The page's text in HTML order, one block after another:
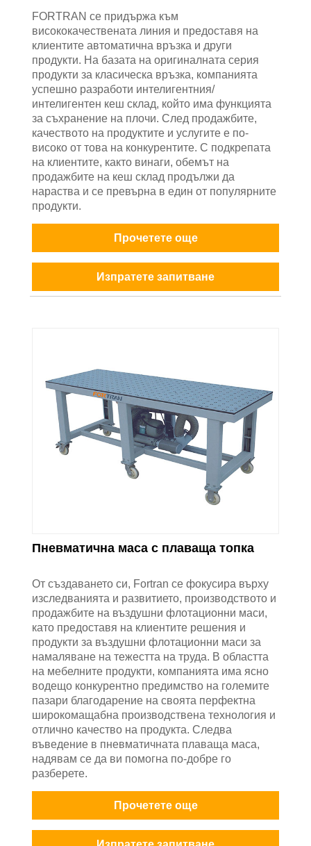
FORTRAN се придържа към
висококачествената линия и предоставя на
клиентите автоматична връзка и други
продукти. На базата на оригиналната серия
продукти за класическа връзка, компанията
успешно разработи интелигентния/
интелигентен кеш склад, който има функцията
за съхранение на плочи. След продажбите,
качеството на продуктите и услугите е по-
високо от това на конкурентите. С подкрепата
на клиентите, както винаги, обемът на
продажбите на кеш склад продължи да
нараства и се превърна в един от популярните
продукти.
Прочетете още
Изпратете запитване
Пневматична маса с плаваща топка
От създаването си, Fortran се фокусира върху
изследванията и развитието, производството и
продажбите на въздушни флотационни маси,
като предоставя на клиентите решения и
продукти за въздушни флотационни маси за
намаляване на тежестта на труда. В областта
на мебелните продукти, компанията има ясно
водещо конкурентно предимство на големите
пазари благодарение на своята перфектна
широкомащабна производствена технология и
отлично качество на продукта. Следва
въведение в пневматичната плаваща маса,
надявам се да ви помогна по-добре го
разберете.
Прочетете още